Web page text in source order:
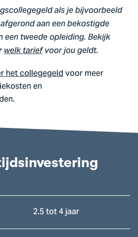
als je bijvoorbeeld
aan een bekostigde
een tweede opleiding. Bekijk
welk tariefvoor jou geldt.
het collegegeldvoor meer
en
2.5 tot 4 jaar